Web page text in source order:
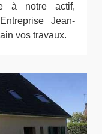
à notre actif,
Jean-
vos travaux.